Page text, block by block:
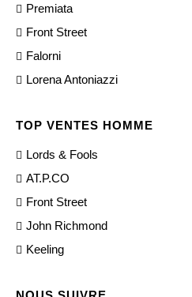
Premiata
Front Street
Falorni
Lorena Antoniazzi
TOP VENTES HOMME
Lords & Fools
AT.P.CO
Front Street
John Richmond
Keeling